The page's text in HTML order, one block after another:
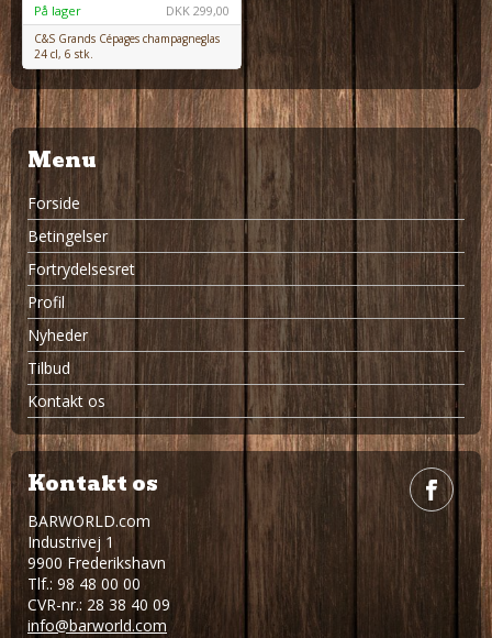
DKK 299,00
På lager
C&S Grands Cépages champagneglas
24 cl, 6 stk.
Menu
Forside
Betingelser
Fortrydelsesret
Profil
Nyheder
Tilbud
Kontakt os
Kontakt os
BARWORLD.com
Industrivej 1
9900 Frederikshavn
Tlf.: 98 48 00 00
CVR-nr.: 28 38 40 09
info@barworld.com